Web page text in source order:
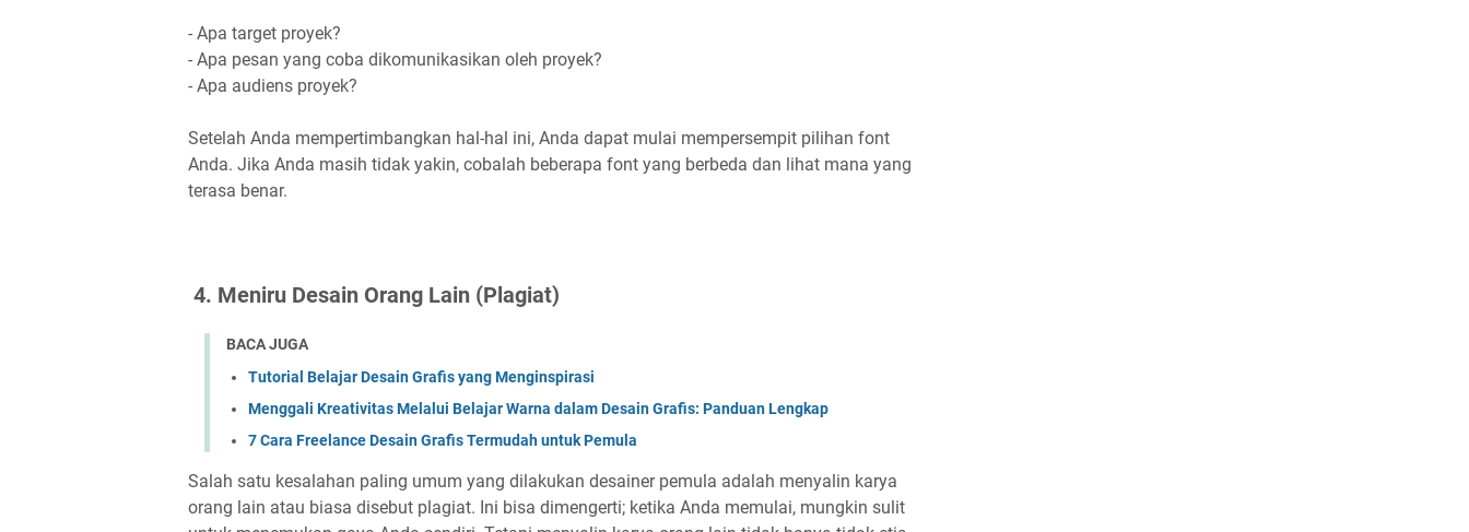
- Apa target proyek?
- Apa pesan yang coba dikomunikasikan oleh proyek?
- Apa audiens proyek?
Setelah Anda mempertimbangkan hal-hal ini, Anda dapat mulai mempersempit pilihan font
Anda. Jika Anda masih tidak yakin, cobalah beberapa font yang berbeda dan lihat mana yang
terasa benar.
4. Meniru Desain Orang Lain (Plagiat)
BACA JUGA
Tutorial Belajar Desain Grafis yang Menginspirasi
Menggali Kreativitas Melalui Belajar Warna dalam Desain Grafis: Panduan Lengkap
7 Cara Freelance Desain Grafis Termudah untuk Pemula
Salah satu kesalahan paling umum yang dilakukan desainer pemula adalah menyalin karya
orang lain atau biasa disebut plagiat. Ini bisa dimengerti; ketika Anda memulai, mungkin sulit